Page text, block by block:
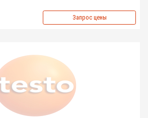
Запрос цены